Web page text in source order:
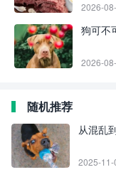
2026-
狗可不
2026-
随机推荐
从混乱
2025-11-